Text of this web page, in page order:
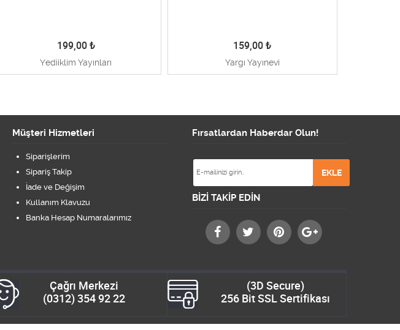
199,00₺
Yediiklim Yayınları
159,00 ₺
Yargı Yayınevi
Müşteri Hizmetleri
Siparişlerim
Sipariş Takip
İade ve Değişim
Kullanım Klavuzu
Banka Hesap Numaralarımız
Fırsatlardan Haberdar Olun!
BİZİ TAKİP EDİN
Çağrı Merkezi
(0312) 354 92 22
(3D Secure)
256 Bit SSL Sertifikası